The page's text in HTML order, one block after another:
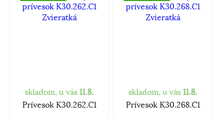
skladom, u vás 11.8.
Prívesok K30.262.C1
skladom, u vás 11.8.
Prívesok K30.268.C1